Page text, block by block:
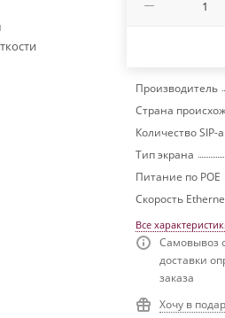
Производитель
Страна
Количество SIP-
Тип экрана
Питание по РОЕ
Скорость
Все
Самовывоз
доставки
заказа
Хочу в